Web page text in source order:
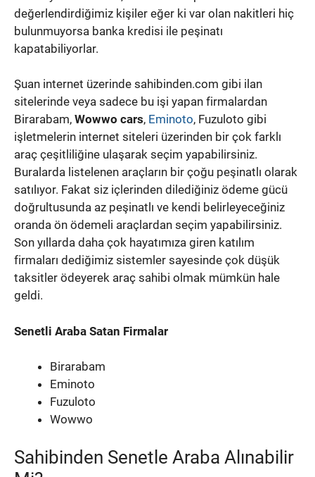
değerlendirdiğimiz kişiler eğer ki var olan nakitleri hiç
bulunmuyorsa banka kredisi ile peşinatı
kapatabiliyorlar.
Şuan internet üzerinde sahibinden.com gibi ilan
sitelerinde veya sadece bu işi yapan firmalardan
Birarabam, Wowwo cars, Eminoto, Fuzuloto gibi
işletmelerin internet siteleri üzerinden bir çok farklı
araç çeşitliliğine ulaşarak seçim yapabilirsiniz.
Buralarda listelenen araçların bir çoğu peşinatlı olarak
satılıyor. Fakat siz içlerinden dilediğiniz ödeme gücü
doğrultusunda az peşinatlı ve kendi belirleyeceğiniz
oranda ön ödemeli araçlardan seçim yapabilirsiniz.
Son yıllarda daha çok hayatımıza giren katılım
firmaları dediğimiz sistemler sayesinde çok düşük
taksitler ödeyerek araç sahibi olmak mümkün hale
geldi.
Senetli Araba Satan Firmalar
Birarabam
Eminoto
Fuzuloto
Wowwo
Sahibinden Senetle Araba Alınabilir